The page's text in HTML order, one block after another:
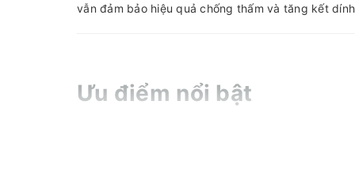
vẫn đảm bảo hiệu quả chống thấm và tăng kết
Ưu điểm nổi bật